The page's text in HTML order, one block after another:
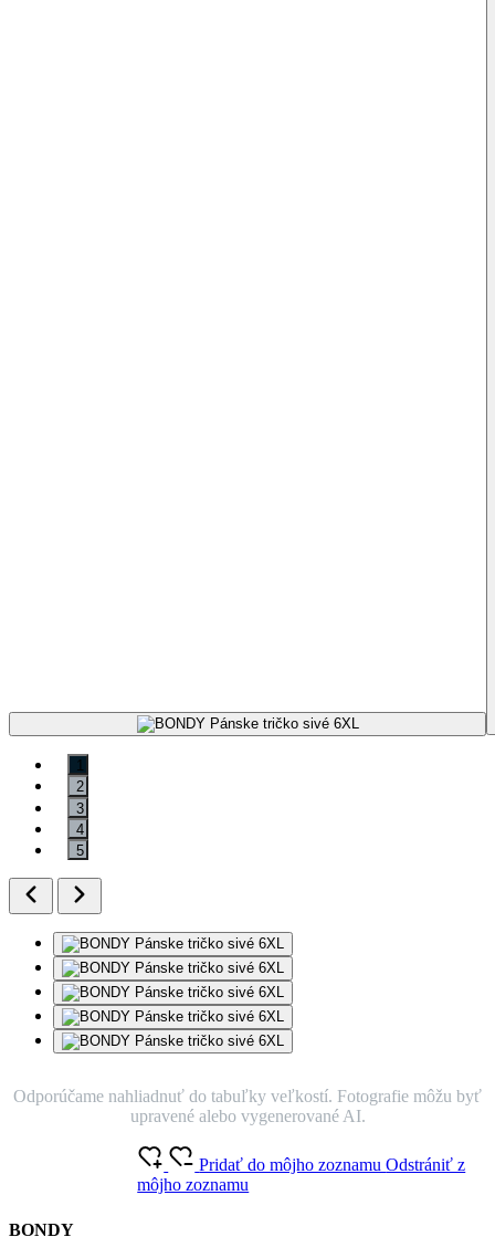
1
2
3
4
5
Odporúčame nahliadnuť do tabuľky veľkostí. Fotografie môžu byť
upravené alebo vygenerované AI.
BONDY
Pridať do môjho zoznamuOdstrániť z
môjho zoznamu